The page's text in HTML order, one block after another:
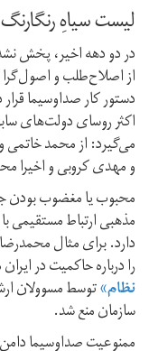
لیست سیاهِ رنگارنگ
در دو دهه اخیر،‌ پخش
از اصلاح‌طلب و اصول‌گرا
دستور کار صداوسیما
اکثر روسای دولت‌های
می‌گیرد: از محمد
و مهدی کروبی و اخیرا
محبوب یا مغضوب بودن
مذهبی ارتباط مستقیمی
دارد. برای مثال
را درباره حاکمیت در
نظام»توسط مسوولان
سازمان منع شد.